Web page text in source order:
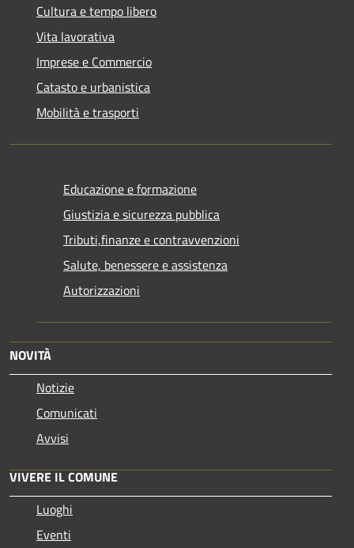
Cultura e tempo libero
Vita lavorativa
Imprese e Commercio
Catasto e urbanistica
Mobilità e trasporti
Educazione e formazione
Giustizia e sicurezza pubblica
Tributi,finanze e contravvenzioni
Salute, benessere e assistenza
Autorizzazioni
NOVITÀ
Notizie
Comunicati
Avvisi
VIVERE IL COMUNE
Luoghi
Eventi